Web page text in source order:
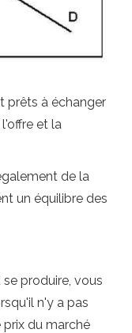
prêts à échanger
et la
de la
un équilibre des
produire, vous
n'y a pas
prix du marché